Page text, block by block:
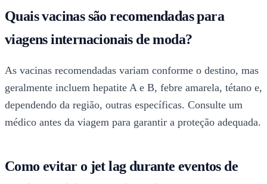
Quais vacinas são recomendadas para
viagens internacionais de moda?
As vacinas recomendadas variam conforme o destino, mas
geralmente incluem hepatite A e B, febre amarela, tétano e,
dependendo da região, outras específicas. Consulte um
médico antes da viagem para garantir a proteção adequada.
Como evitar o jet lag durante eventos de